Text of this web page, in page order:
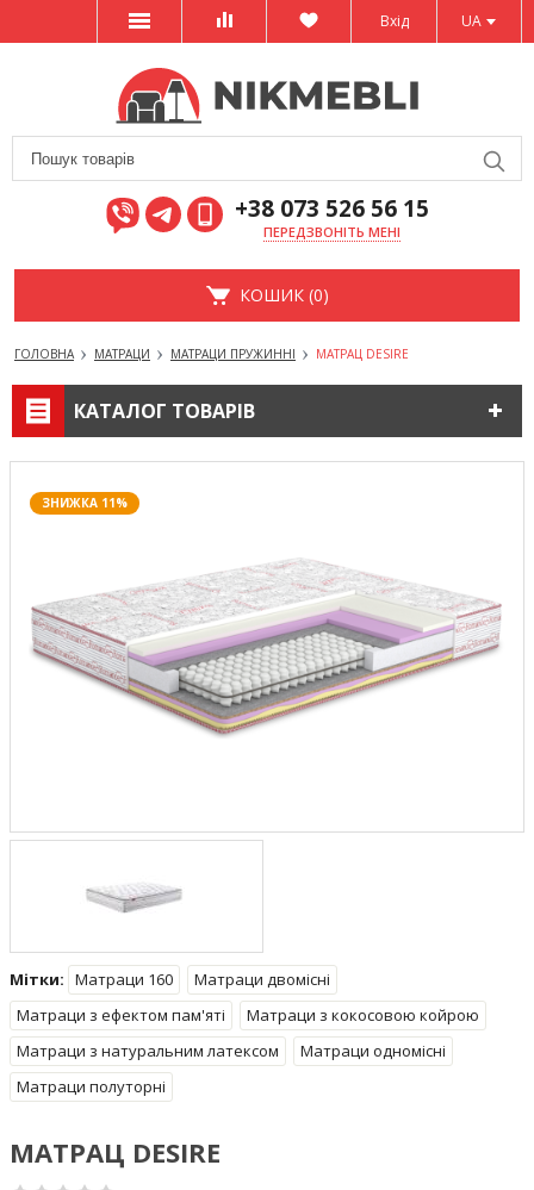
UA
Вхід
+38 073 526 56 15
ПЕРЕДЗВОНІТЬ МЕНІ
КОШИК (0)
ГОЛОВНА МАТРАЦИ МАТРАЦИ ПРУЖИННІ МАТРАЦ DESIRE
КАТАЛОГ ТОВАРІВ
ЗНИЖКА 11%
Мітки: Матраци 160
Матраци двомісні
Матраци з ефектом пам'яті
Матраци з кокосовою койрою
Матраци з натуральним латексом
Матраци одномісні
Матраци полуторні
МАТРАЦ DESIRE